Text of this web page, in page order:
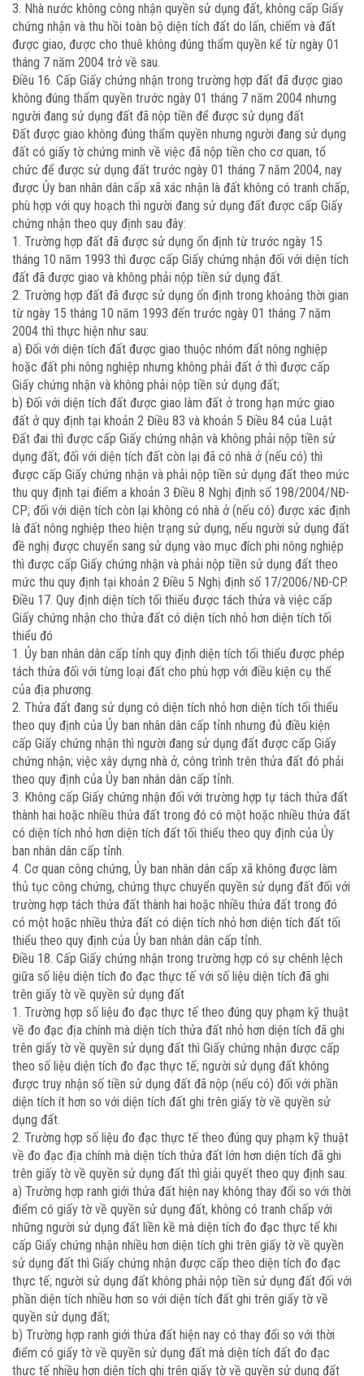
3. Nhà nước không công nhận quyền sử dụng đất, không cấp Giấy
chứng nhận và thu hồi toàn bộ diện tích đất do lấn, chiếm và đất
được giao, được cho thuê không đúng thẩm quyền kể từ ngày 01
tháng 7 năm 2004 trở về sau.
Điều 16. Cấp Giấy chứng nhận trong trường hợp đất đã được giao
không đúng thẩm quyền trước ngày 01 tháng 7 năm 2004 nhưng
người đang sử dụng đất đã nộp tiền để được sử dụng đất
Đất được giao không đúng thẩm quyền nhưng người đang sử dụng
đất có giấy tờ chứng minh về việc đã nộp tiền cho cơ quan, tổ
chức để được sử dụng đất trước ngày 01 tháng 7 năm 2004, nay
được Ủy ban nhân dân cấp xã xác nhận là đất không có tranh chấp,
phù hợp với quy hoạch thì người đang sử dụng đất được cấp Giấy
chứng nhận theo quy định sau đây:
1. Trường hợp đất đã được sử dụng ổn định từ trước ngày 15
tháng 10 năm 1993 thì được cấp Giấy chứng nhận đối với diện tích
đất đã được giao và không phải nộp tiền sử dụng đất.
2. Trường hợp đất đã được sử dụng ổn định trong khoảng thời gian
từ ngày 15 tháng 10 năm 1993 đến trước ngày 01 tháng 7 năm
2004 thì thực hiện như sau:
a) Đối với diện tích đất được giao thuộc nhóm đất nông nghiệp
hoặc đất phi nông nghiệp nhưng không phải đất ở thì được cấp
Giấy chứng nhận và không phải nộp tiền sử dụng đất;
b) Đối với diện tích đất được giao làm đất ở trong hạn mức giao
đất ở quy định tại khoản 2 Điều 83 và khoản 5 Điều 84 của Luật
Đất đai thì được cấp Giấy chứng nhận và không phải nộp tiền sử
dụng đất; đối với diện tích đất còn lại đã có nhà ở (nếu có) thì
được cấp Giấy chứng nhận và phải nộp tiền sử dụng đất theo mức
thu quy định tại điểm a khoản 3 Điều 8 Nghị định số 198/2004/NĐ-
CP; đối với diện tích còn lại không có nhà ở (nếu có) được xác định
là đất nông nghiệp theo hiện trạng sử dụng, nếu người sử dụng đất
đề nghị được chuyển sang sử dụng vào mục đích phi nông nghiệp
thì được cấp Giấy chứng nhận và phải nộp tiền sử dụng đất theo
mức thu quy định tại khoản 2 Điều 5 Nghị định số 17/2006/NĐ-CP.
Điều 17. Quy định diện tích tối thiểu được tách thửa và việc cấp
Giấy chứng nhận cho thửa đất có diện tích nhỏ hơn diện tích tối
thiểu đó
1. Ủy ban nhân dân cấp tỉnh quy định diện tích tối thiểu được phép
tách thửa đối với từng loại đất cho phù hợp với điều kiện cụ thể
của địa phương.
2. Thửa đất đang sử dụng có diện tích nhỏ hơn diện tích tối thiểu
theo quy định của Ủy ban nhân dân cấp tỉnh nhưng đủ điều kiện
cấp Giấy chứng nhận thì người đang sử dụng đất được cấp Giấy
chứng nhận; việc xây dựng nhà ở, công trình trên thửa đất đó phải
theo quy định của Ủy ban nhân dân cấp tỉnh.
3. Không cấp Giấy chứng nhận đối với trường hợp tự tách thửa đất
thành hai hoặc nhiều thửa đất trong đó có một hoặc nhiều thửa đất
có diện tích nhỏ hơn diện tích đất tối thiểu theo quy định của Ủy
ban nhân dân cấp tỉnh.
4. Cơ quan công chứng, Ủy ban nhân dân cấp xã không được làm
thủ tục công chứng, chứng thực chuyển quyền sử dụng đất đối với
trường hợp tách thửa đất thành hai hoặc nhiều thửa đất trong đó
có một hoặc nhiều thửa đất có diện tích nhỏ hơn diện tích đất tối
thiểu theo quy định của Ủy ban nhân dân cấp tỉnh.
Điều 18. Cấp Giấy chứng nhận trong trường hợp có sự chênh lệch
giữa số liệu diện tích đo đạc thực tế với số liệu diện tích đã ghi
trên giấy tờ về quyền sử dụng đất
1. Trường hợp số liệu đo đạc thực tế theo đúng quy phạm kỹ thuật
về đo đạc địa chính mà diện tích thửa đất nhỏ hơn diện tích đã ghi
trên giấy tờ về quyền sử dụng đất thì Giấy chứng nhận được cấp
theo số liệu diện tích đo đạc thực tế; người sử dụng đất không
được truy nhận số tiền sử dụng đất đã nộp (nếu có) đối với phần
diện tích ít hơn so với diện tích đất ghi trên giấy tờ về quyền sử
dụng đất.
2. Trường hợp số liệu đo đạc thực tế theo đúng quy phạm kỹ thuật
về đo đạc địa chính mà diện tích thửa đất lớn hơn diện tích đã ghi
trên giấy tờ về quyền sử dụng đất thì giải quyết theo quy định sau:
a) Trường hợp ranh giới thửa đất hiện nay không thay đổi so với thời
điểm có giấy tờ về quyền sử dụng đất, không có tranh chấp với
những người sử dụng đất liền kề mà diện tích đo đạc thực tế khi
cấp Giấy chứng nhận nhiều hơn diện tích ghi trên giấy tờ về quyền
sử dụng đất thì Giấy chứng nhận được cấp theo diện tích đo đạc
thực tế; người sử dụng đất không phải nộp tiền sử dụng đất đối với
phần diện tích nhiều hơn so với diện tích đất ghi trên giấy tờ về
quyền sử dụng đất;
b) Trường hợp ranh giới thửa đất hiện nay có thay đổi so với thời
điểm có giấy tờ về quyền sử dụng đất mà diện tích đất đo đạc
thực tế nhiều hơn diện tích ghi trên giấy tờ về quyền sử dụng đất